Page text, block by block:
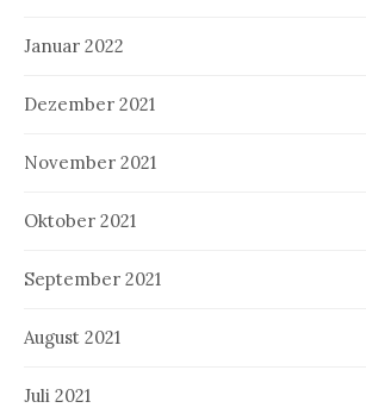
Januar 2022
Dezember 2021
November 2021
Oktober 2021
September 2021
August 2021
Juli 2021